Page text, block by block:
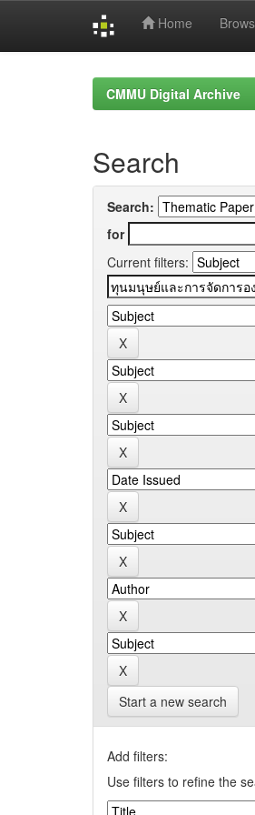
Home
CMMU Digital Archive
Search
Search:
for
Current filters:
Start a new search
Add filters:
Use filters to refine the